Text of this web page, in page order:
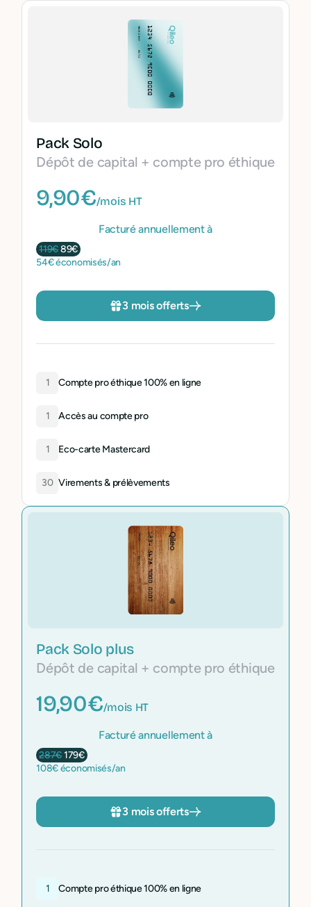
Pack Solo
Dépôt de capital + compte pro éthique
9,90€/mois HT
Facturé annuellement à
119€89€
54€ économisés/an
3 mois offerts
1 Compte pro éthique 100% en ligne
1 Accès au compte pro
1 Eco-carte Mastercard
30 Virements & prélèvements
Pack Solo plus
Dépôt de capital + compte pro éthique
19,90€/mois HT
Facturé annuellement à
287€179€
108€ économisés/an
3 mois offerts
1 Compte pro éthique 100% en ligne